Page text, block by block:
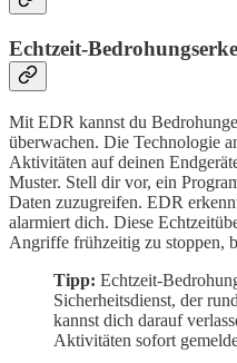
Echtzeit-
Mit EDR kannst du
überwachen. Die Technologie
Aktivitäten auf deinen
Muster. Stell dir vor, ein
Daten zuzugreifen. EDR
alarmiert dich. Diese
Angriffe frühzeitig zu stoppen,
Tipp: Echtzeit-
Sicherheitsdienst, der
kannst dich darauf
Aktivitäten sofort